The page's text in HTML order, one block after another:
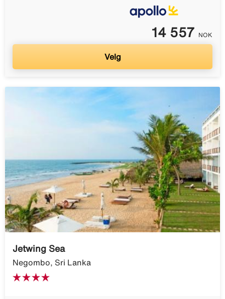
14 557 NOK
Velg
Jetwing Sea
Negombo, Sri Lanka